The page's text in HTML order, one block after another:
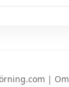
|